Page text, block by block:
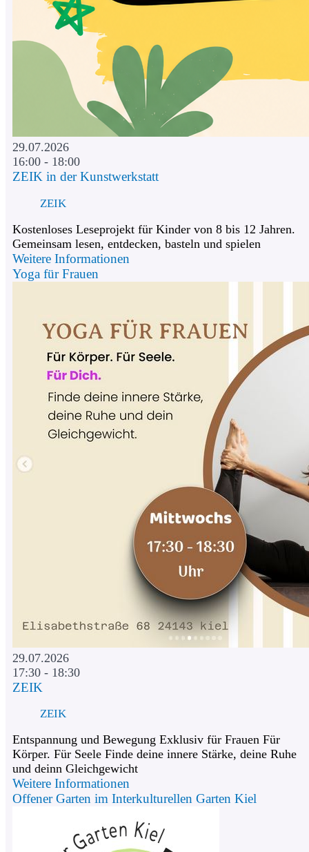
29.07.2026
16:00 - 18:00
ZEIK in der Kunstwerkstatt
ZEIK
Kostenloses Leseprojekt für Kinder von 8 bis 12 Jahren.
Gemeinsam lesen, entdecken, basteln und spielen
Weitere Informationen
Yoga für Frauen
29.07.2026
17:30 - 18:30
ZEIK
ZEIK
Entspannung und Bewegung Exklusiv für Frauen Für
Körper. Für Seele Finde deine innere Stärke, deine Ruhe
und deinn Gleichgewicht
Weitere Informationen
Offener Garten im Interkulturellen Garten Kiel